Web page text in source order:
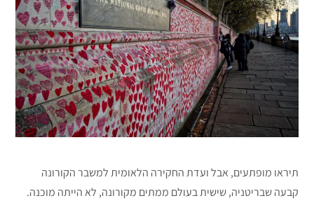
תיראו מופתעים, אבל ועדת החקירה הלאומית למשבר הקורונה
קבעה שבריטניה, שישית בעולם ממתים מקורונה, לא הייתה מוכנה.